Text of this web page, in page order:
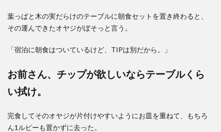
葉っぱと木の実だらけのテーブルに朝食セットを置き終わると、
その運んできたオヤジがぼそっと言う。
「宿泊に朝食はついているけど、TIPは別だから。」
お前さん、チップが欲しいならテーブルくら
い拭け。
完食してそのオヤジが片付けやすいようにお皿を重ねて、もちろ
ん1ルピーも置かずに去った。